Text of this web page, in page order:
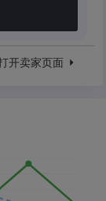
开卖家页面